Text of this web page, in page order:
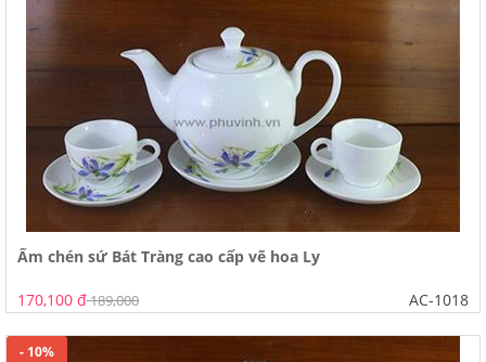
Ấm chén sứ Bát Tràng cao cấp vẽ hoa Ly
170,100 đ189,000 AC-1018
- 10%